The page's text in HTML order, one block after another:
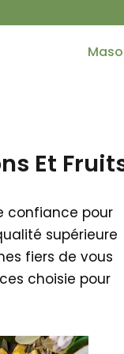
Et
confiance pour
supérieure
fiers de vous
choisie pour